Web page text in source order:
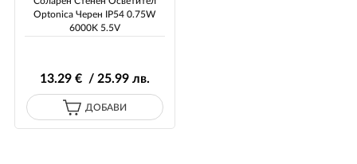
Optonica Черен IP54 0.75W
6000K 5.5V
13.29€ / 25.99лв.
ДОБАВИ